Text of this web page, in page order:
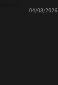
04/08/2026